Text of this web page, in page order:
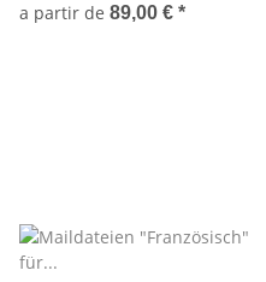
a partir de 89,00 € *